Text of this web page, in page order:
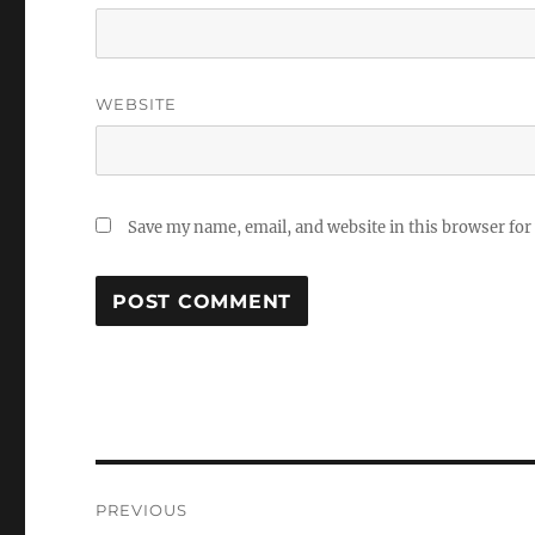
WEBSITE
Save my name, email, and website in this browser
PREVIOUS